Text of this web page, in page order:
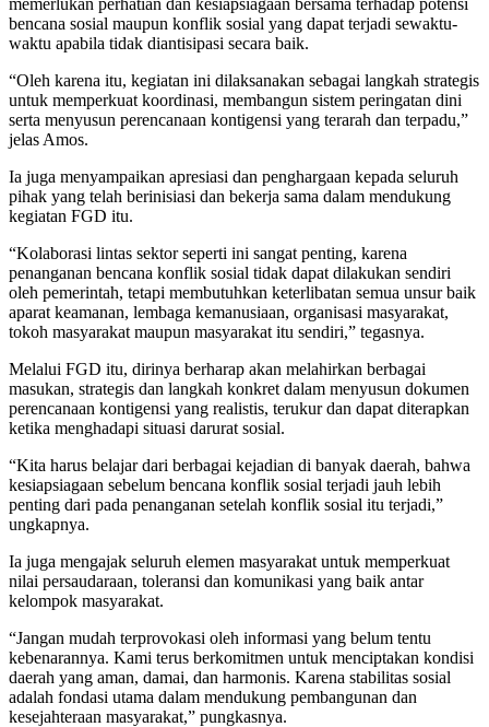
bencana sosial maupun konflik sosial yang dapat terjadi sewaktu-
waktu apabila tidak diantisipasi secara baik.
“Oleh karena itu, kegiatan ini dilaksanakan sebagai langkah strategis
untuk memperkuat koordinasi, membangun sistem peringatan dini
serta menyusun perencanaan kontigensi yang terarah dan terpadu,”
jelas Amos.
Ia juga menyampaikan apresiasi dan penghargaan kepada seluruh
pihak yang telah berinisiasi dan bekerja sama dalam mendukung
kegiatan FGD itu.
“Kolaborasi lintas sektor seperti ini sangat penting, karena
penanganan bencana konflik sosial tidak dapat dilakukan sendiri
oleh pemerintah, tetapi membutuhkan keterlibatan semua unsur baik
aparat keamanan, lembaga kemanusiaan, organisasi masyarakat,
tokoh masyarakat maupun masyarakat itu sendiri,” tegasnya.
Melalui FGD itu, dirinya berharap akan melahirkan berbagai
masukan, strategis dan langkah konkret dalam menyusun dokumen
perencanaan kontigensi yang realistis, terukur dan dapat diterapkan
ketika menghadapi situasi darurat sosial.
“Kita harus belajar dari berbagai kejadian di banyak daerah, bahwa
kesiapsiagaan sebelum bencana konflik sosial terjadi jauh lebih
penting dari pada penanganan setelah konflik sosial itu terjadi,”
ungkapnya.
Ia juga mengajak seluruh elemen masyarakat untuk memperkuat
nilai persaudaraan, toleransi dan komunikasi yang baik antar
kelompok masyarakat.
“Jangan mudah terprovokasi oleh informasi yang belum tentu
kebenarannya. Kami terus berkomitmen untuk menciptakan kondisi
daerah yang aman, damai, dan harmonis. Karena stabilitas sosial
adalah fondasi utama dalam mendukung pembangunan dan
kesejahteraan masyarakat,” pungkasnya.